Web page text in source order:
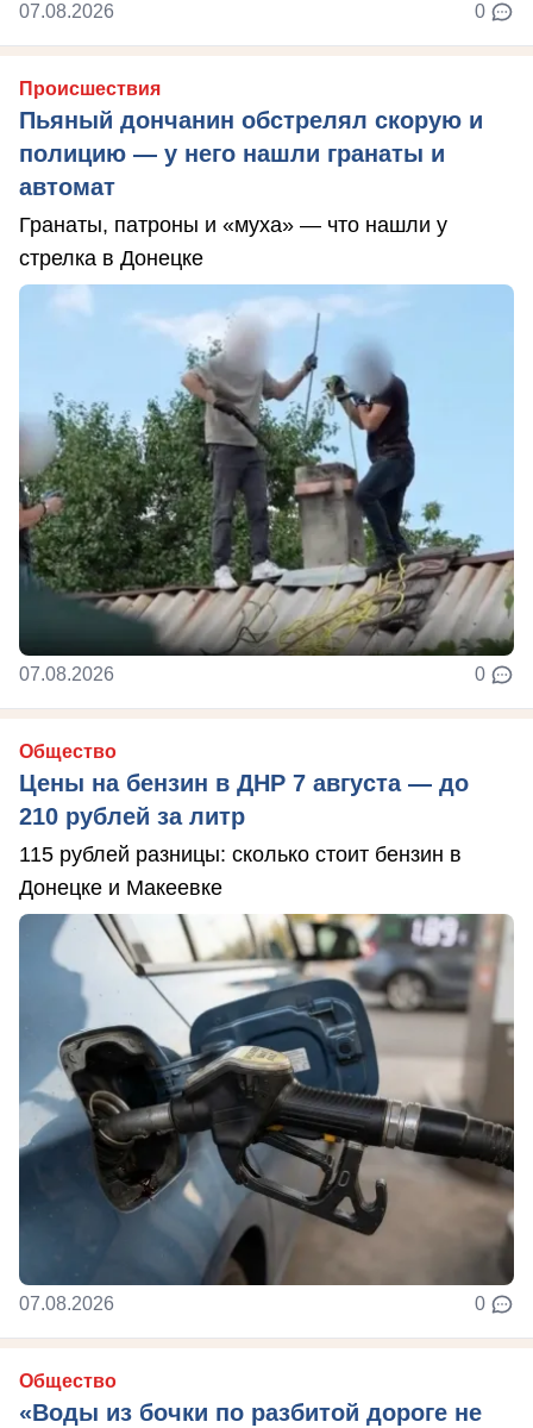
07.08.2026 0
Происшествия
Пьяный дончанин обстрелял скорую и
полицию — у него нашли гранаты и
автомат
Гранаты, патроны и «муха» — что нашли у
стрелка в Донецке
07.08.2026 0
Общество
Цены на бензин в ДНР 7 августа — до
210 рублей за литр
115 рублей разницы: сколько стоит бензин в
Донецке и Макеевке
07.08.2026 0
Общество
«Воды из бочки по разбитой дороге не